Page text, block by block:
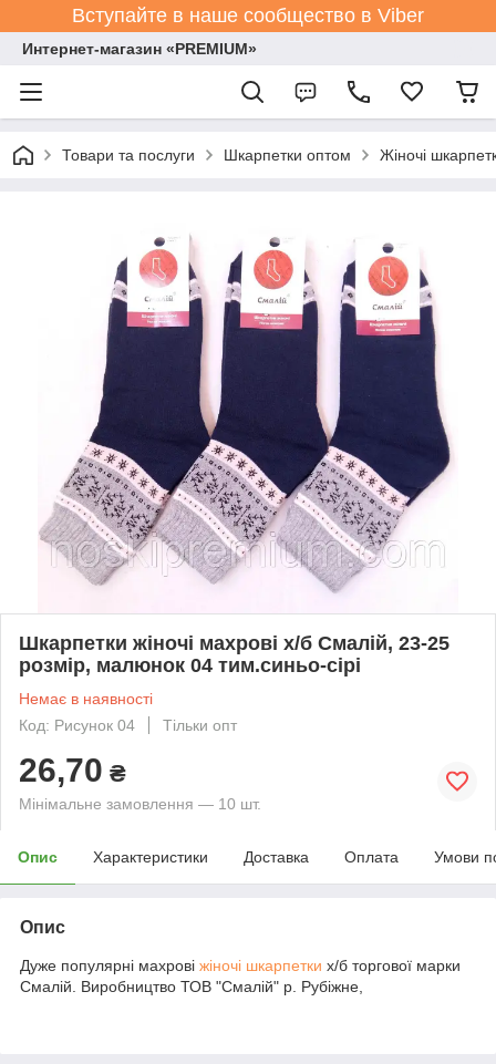
Вступайте в наше сообщество в Viber
Интернет-магазин «PREMIUM»
Товари та послуги Шкарпетки оптом Жіночі
Шкарпетки жіночі махрові х/б Смалій, 23-25
розмір, малюнок 04 тим.синьо-сірі
Немає в наявності
Код: Рисунок 04
Тільки опт
26,70 ₴
Мінімальне замовлення — 10 шт.
Опис Характеристики Доставка Оплата Умови
Опис
Дуже популярні махрові жіночі шкарпетки х/б торгової марки
Смалій. Виробництво ТОВ "Смалій" р. Рубіжне,